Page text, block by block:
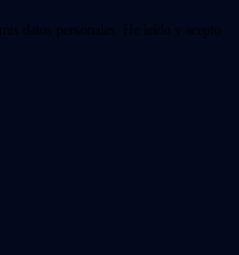
datos personales. He leído y acepto